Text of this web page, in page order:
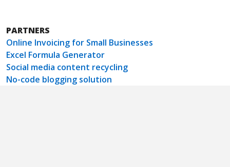
PARTNERS
Online Invoicing for Small Businesses
Excel Formula Generator
Social media content recycling
No-code blogging solution